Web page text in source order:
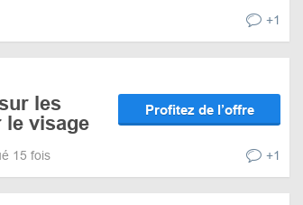
+1
les
le visage
Profitez de l’offre
15 fois +1